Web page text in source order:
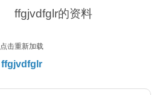
ffgjvdfglr的资料
点击重新加载
ffgjvdfglr